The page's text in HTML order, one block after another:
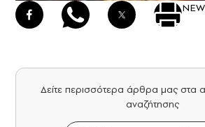
Δείτε περισσότερα άρθρα μας στα
αναζήτησης